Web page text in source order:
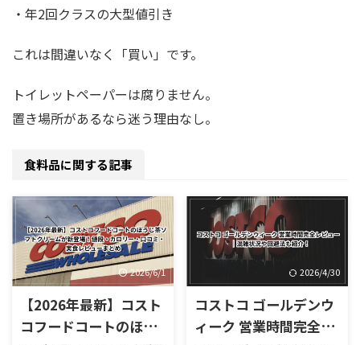
・年2回クラスの大型値引き
これは間違いなく「買い」です。
トイレットペーパーは腐りません。
置き場所があるなら迷う理由なし。
食料品に関する記事
2026/6/1
【2026年最新】コスト
コフードコートのほう
2026/4/30
コストコ ゴールデンウ
ィーク 営業時間完全レ